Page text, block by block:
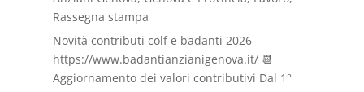
Rassegna stampa
Novità contributi colf e badanti 2026
https://www.badantianzianigenova.it/ 📆
Aggiornamento dei valori contributivi Dal 1°